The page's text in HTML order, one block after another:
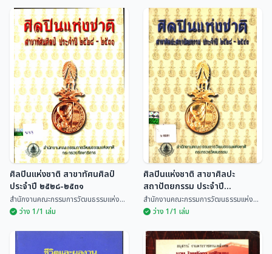
เชิดชูเกียรติศิลปินแห่งชาติ
(จังหวัดสงขลา) หนังกั้น
ทองหล่อ โนรายก ชูบัว
สำนักงานคณะกรรมการวัฒนธรรม
แห่ง...
ศิลปินแห่งชาติ สาขาศิลปะ
การแสดง ประจำปี
๒๕๒๘-๒๕๓๑
สำนักงานคณะกรรมการวัฒนธรรม
แห่ง...
ศิลปินแห่งชาติ สาขาทัศนศิลป์
ประจำปี ๒๕๒๘-๒๕๓๑
สำนักงานคณะกรรมการวัฒนธรรมแห่ง...
ว่าง 1/1 เล่ม
ศิลปินแห่งชาติ สาขาศิลปะ
สถาปัตยกรรม ประจำปี
๒๕๒๘-๒๕๔๓
สำนักงานคณะกรรมการวัฒนธรรมแห่ง...
ว่าง 1/1 เล่ม